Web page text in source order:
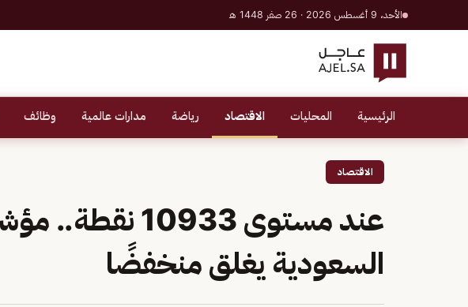
الأحد، 9 أغسطس 2026 · 26 صفر 1448 هـ
الرئيسية المحليات الاقتصاد رياضة مدارات عالمية وظائف
الاقتصاد
عند مستوى 10933
السعودية يغلق منخفضًا